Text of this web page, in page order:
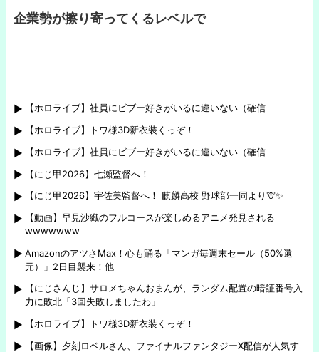
企業勢が擦り寄ってくるレベルで
【ホロライブ】社員にビブー好きがいるに違いない（確信
【ホロライブ】トワ様3D新衣装くっぞ！
【ホロライブ】社員にビブー好きがいるに違いない（確信
【にじ甲2026】七瀬監督へ！
【にじ甲2026】宇佐美監督へ！ 麒麟高校 野球部一同より🦒✨
【動画】早見沙織のフルコースが楽しめるアニメ発見される
wwwwwww
AmazonのアツさMax！心も踊る「マンガ毎週末セール（50%還
元）」2日目襲来！他
【にじさんじ】サロメちゃんおまんが、ランダム配置の暗証番号入
力に敗北「3回失敗しましたわ」
【ホロライブ】トワ様3D新衣装くっぞ！
【画像】夕刻ロベルさん、ファイナルファンタジーX配信が人気す